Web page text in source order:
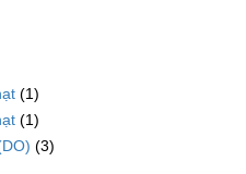
(1)
(1)
(3)